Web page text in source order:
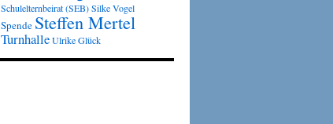
Schulelternbeirat (SEB)Silke Vogel
Spende Steffen Mertel
TurnhalleUlrike Glück